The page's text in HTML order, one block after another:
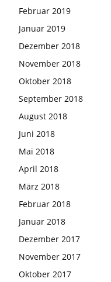
Februar 2019
Januar 2019
Dezember 2018
November 2018
Oktober 2018
September 2018
August 2018
Juni 2018
Mai 2018
April 2018
März 2018
Februar 2018
Januar 2018
Dezember 2017
November 2017
Oktober 2017